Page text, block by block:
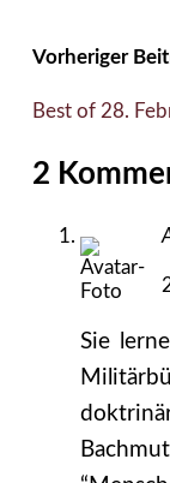
Vorheriger
Best of 28.
2
Sie